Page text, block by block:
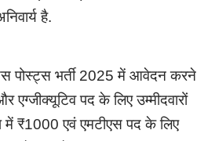
है.
पोस्ट्स भर्ती 2025 में आवेदन करने
पद के लिए उम्मीदवारों
₹1000 एवं एमटीएस पद के लिए